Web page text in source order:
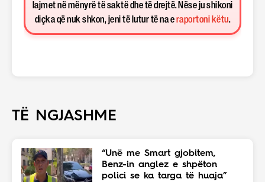
lajmet në mënyrë të saktë dhe të drejtë. Nëse ju shikoni
diçka që nuk shkon, jeni të lutur të na e raportoni këtu.
TË NGJASHME
“Unë me Smart gjobitem,
Benz-in anglez e shpëton
polici se ka targa të huaja”